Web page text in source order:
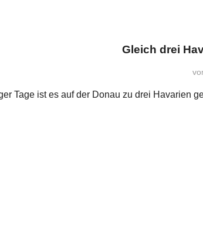
Gleich drei
Tage ist es auf der Donau zu drei Havarien